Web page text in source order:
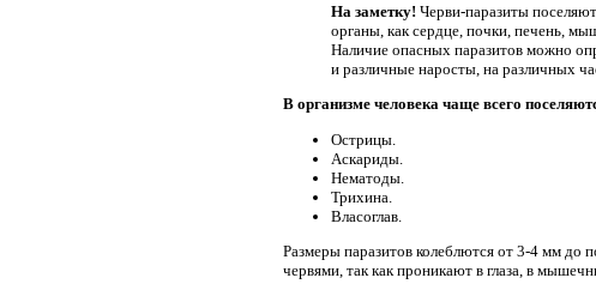
На заметку! Черви-паразиты
органы, как сердце, почки, печень,
Наличие опасных паразитов можно
и различные наросты, на различных
В организме человека чаще всего
Острицы.
Аскариды.
Нематоды.
Трихина.
Власоглав.
Размеры паразитов колеблются от 3-4 мм до
червями, так как проникают в глаза, в